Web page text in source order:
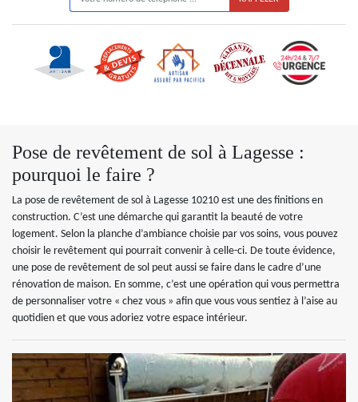
Pose de revêtement de sol à Lagesse :
pourquoi le faire ?
La pose de revêtement de sol à Lagesse 10210 est une des finitions en
construction. C’est une démarche qui garantit la beauté de votre
logement. Selon la planche d’ambiance choisie par vos soins, vous pouvez
choisir le revêtement qui pourrait convenir à celle-ci. De toute évidence,
une pose de revêtement de sol peut aussi se faire dans le cadre d’une
rénovation de maison. En somme, c’est une opération qui vous permettra
de personnaliser votre « chez vous » afin que vous vous sentiez à l’aise au
quotidien et que vous adoriez votre espace intérieur.